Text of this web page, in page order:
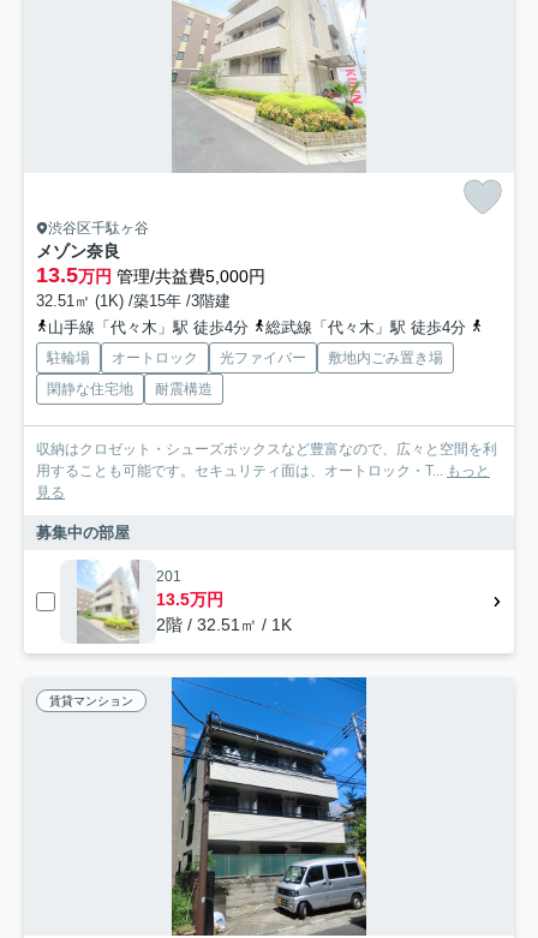
渋谷区千駄ヶ谷
メゾン奈良
13.5万円 管理/共益費5,000円
32.51㎡ (1K) /築15年 /3階建
山手線「代々木」駅 徒歩4分
総武線「代々木」駅 徒歩4分
駐輪場 オートロック 光ファイバー
敷地内ごみ置き場
閑静な住宅地
耐震構造
収納はクロゼット・シューズボックスなど豊富なので、広々と空間を利
用することも可能です。セキュリティ面は、オートロック・T... もっと
見る
募集中の部屋
201
13.5万円
2階 / 32.51㎡ / 1K
賃貸マンション